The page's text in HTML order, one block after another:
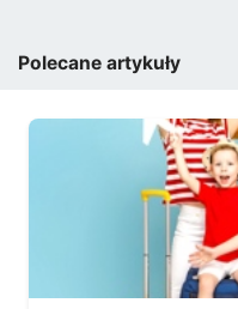
Polecane artykuły